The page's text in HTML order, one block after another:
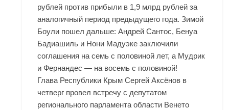
рублей против прибыли в 1,9 млрд рублей за
аналогичный период предыдущего года. Зимой
Боули пошел дальше: Андрей Сантос, Бенуа
Бадиашиль и Нони Мадуэке заключили
соглашения на семь с половиной лет, а Мудрик
и Фернандес — на восемь с половиной!
Глава Республики Крым Сергей Аксёнов в
четверг провел встречу с депутатом
регионального парламента области Венето